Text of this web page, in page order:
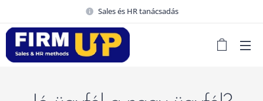
Sales és HR tanácsadás